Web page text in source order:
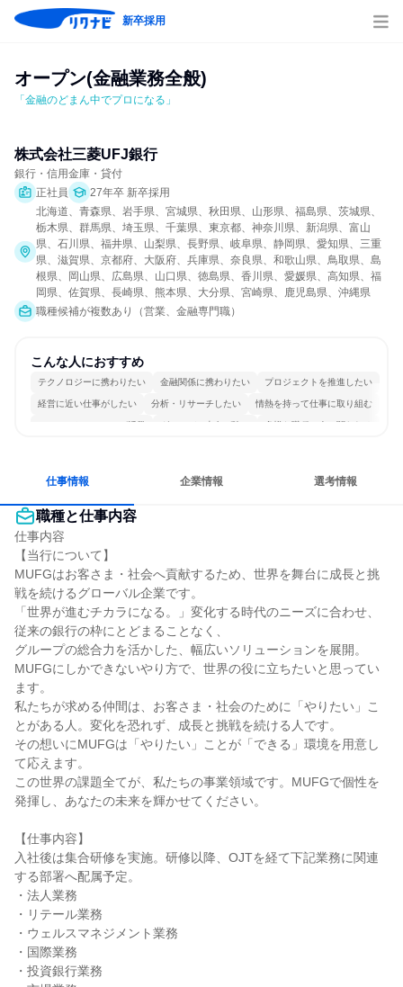
新卒採用
オープン(金融業務全般)
「金融のどまん中でプロになる」
株式会社三菱UFJ銀行
銀行・信用金庫・貸付
正社員
27年卒 新卒採用
北海道、青森県、岩手県、宮城県、秋田県、山形県、福島県、茨城県、
栃木県、群馬県、埼玉県、千葉県、東京都、神奈川県、新潟県、富山
県、石川県、福井県、山梨県、長野県、岐阜県、静岡県、愛知県、三重
県、滋賀県、京都府、大阪府、兵庫県、奈良県、和歌山県、鳥取県、島
根県、岡山県、広島県、山口県、徳島県、香川県、愛媛県、高知県、福
岡県、佐賀県、長崎県、熊本県、大分県、宮崎県、鹿児島県、沖縄県
職種候補が複数あり（営業、金融専門職）
こんな人におすすめ
テクノロジーに携わりたい 金融関係に携わりたい プロジェクトを推進したい
経営に近い仕事がしたい 分析・リサーチしたい 情熱を持って仕事に取り組む
コミュニケーションが活発 グローバル志向が強い 多様な職種の人と関われる
仕事情報 企業情報 選考情報
職種と仕事内容
仕事内容
【当行について】
MUFGはお客さま・社会へ貢献するため、世界を舞台に成長と挑
戦を続けるグローバル企業です。
「世界が進むチカラになる。」変化する時代のニーズに合わせ、
従来の銀行の枠にとどまることなく、
グループの総合力を活かした、幅広いソリューションを展開。
MUFGにしかできないやり方で、世界の役に立ちたいと思ってい
ます。
私たちが求める仲間は、お客さま・社会のために「やりたい」こ
とがある人。変化を恐れず、成長と挑戦を続ける人です。
その想いにMUFGは「やりたい」ことが「できる」環境を用意し
て応えます。
この世界の課題全てが、私たちの事業領域です。MUFGで個性を
発揮し、あなたの未来を輝かせてください。
【仕事内容】
入社後は集合研修を実施。研修以降、OJTを経て下記業務に関連
する部署へ配属予定。
・法人業務
・リテール業務
・ウェルスマネジメント業務
・国際業務
・投資銀行業務